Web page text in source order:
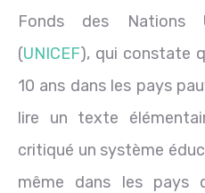
Fonds des Nations
(UNICEF), qui constate
10 ans dans les pays
lire un texte
critiqué un système
même dans les pays